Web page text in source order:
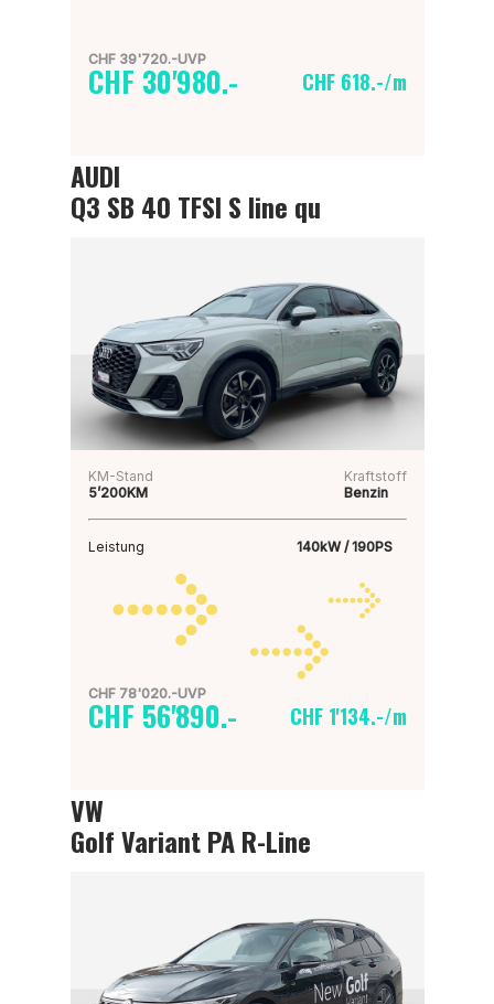
CHF 39'720.-UVP
CHF 30'980.- CHF 618.-/m
AUDI
Q3 SB 40 TFSI S line qu
KM-Stand
5’200KM
Kraftstoff
Benzin
Leistung 140kW / 190PS
CHF 78'020.-UVP
CHF 56'890.- CHF 1'134.-/m
VW
Golf Variant PA R-Line